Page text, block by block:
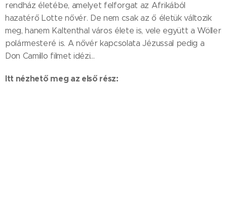
rendház életébe, amelyet felforgat az Afrikából
hazatérő Lotte nővér. De nem csak az ő életük változik
meg, hanem Kaltenthal város élete is, vele együtt a Wöller
polármesteré is. A nővér kapcsolata Jézussal pedig a
Don Camillo filmet idézi...
Itt nézhető meg az első rész: